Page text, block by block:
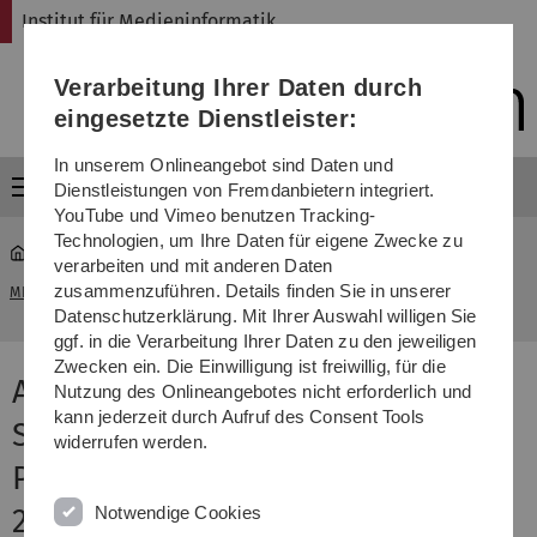
Direkt
Direkt
Direkt
(Sprache,
Drucken,
Media)
Direkt
Direkt
Institut für Medieninformatik
Menü
MI ...
Anwendungsfach: Interaktives
Storytelling/Multimedia-
Produktion II, Wintersemester
2018/19
Verarbeitung Ihrer Daten durch
eingesetzte Dienstleister:
In unserem Onlineangebot sind Daten und
Dienstleistungen von Fremdanbietern integriert.
YouTube und Vimeo benutzen Tracking-
Technologien, um Ihre Daten für eigene Zwecke zu
verarbeiten und mit anderen Daten
zusammenzuführen. Details finden Sie in unserer
Datenschutzerklärung. Mit Ihrer Auswahl willigen Sie
ggf. in die Verarbeitung Ihrer Daten zu den jeweiligen
Zwecken ein. Die Einwilligung ist freiwillig, für die
Nutzung des Onlineangebotes nicht erforderlich und
kann jederzeit durch Aufruf des Consent Tools
widerrufen werden.
Notwendige Cookies